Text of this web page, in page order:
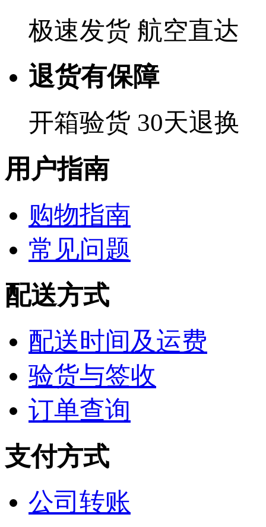
极速发货 航空直达
退货有保障
开箱验货 30天退换
用户指南
购物指南
常见问题
配送方式
配送时间及运费
验货与签收
订单查询
支付方式
公司转账